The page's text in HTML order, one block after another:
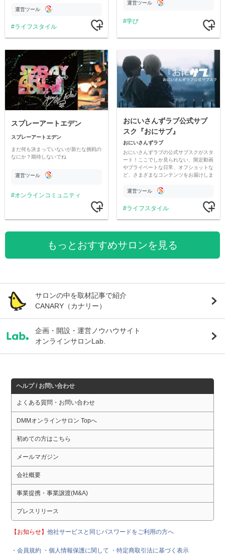
ただいています。
運営ツール
ライフスタイル
運営ツール
学び
スプレーアートエデン
スプレーアートエデン
まだ何も決まっていないが新たな挑戦の
なにか？期待しないでね
運営ツール
オンラインコミュニティ
おにいさんずラブ公式サブ
スク『おにサブ』
おにいさんずラブ
おにいさんずラブの公式サブスクがスタ
ート！ここでしか見られない、限定動画
やプライベートな日常、オフショットな
ど、さまざまなコンテンツをお届けしま
運営ツール
ライフスタイル
もっとおすすめサロンを見る
サロンの中を取材記事で紹介
CANARY（カナリー）
企画・開設・運営ノウハウサイト
オンラインサロンLab.
ヘルプ / お問い合わせ
よくある質問・お問い合わせ
DMMオンラインサロン Topへ
初めての方はこちら
メールマガジン
会社概要
事業提携・事業譲渡(M&A)
プレスリリース
【お知らせ】他社サービスと同じパスワードをご利用の方へ
・会員規約 ・個人情報保護に関して ・特定商取引法に基づく表示